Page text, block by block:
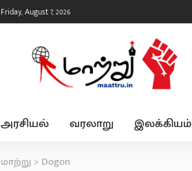
Friday, August 7, 2026
அரசியல் வரலாறு இலக்கியம்
மாற்று > Dogon